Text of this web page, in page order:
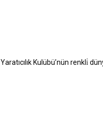
Yaratıcılık Kulübü’nün renkli̇